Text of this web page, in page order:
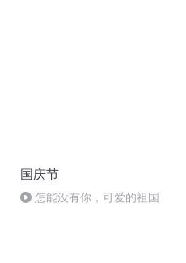
国庆节
怎能没有你，可爱的祖国